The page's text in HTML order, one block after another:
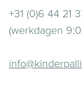
+31 (0)6 44 21
(werkdagen